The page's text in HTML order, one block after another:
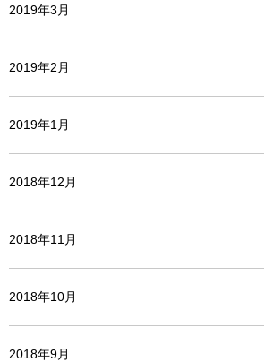
2019年3月
2019年2月
2019年1月
2018年12月
2018年11月
2018年10月
2018年9月